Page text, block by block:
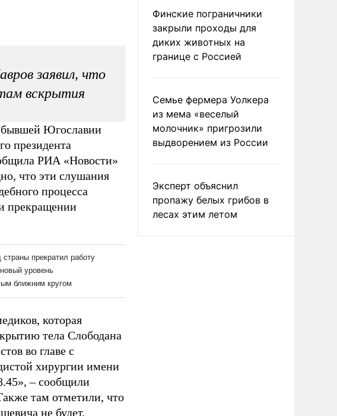
заявил, что
вскрытия
Югославии
президента
РИА «Новости»
что эти слушания
процесса
прекращении
которая
тела Слободана
во главе с
хирургии имени
– сообщили
там отметили, что
не будет,
Финские пограничники
закрыли проходы для
диких животных на
границе с Россией
Семье фермера Уолкера
из мема «веселый
молочник» пригрозили
выдворением из России
Эксперт объяснил
пропажу белых грибов в
лесах этим летом